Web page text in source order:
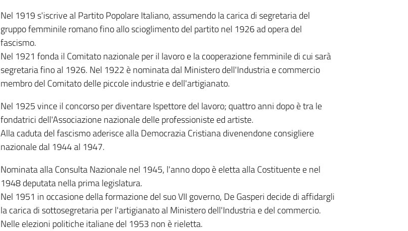
Nel 1919 s'iscrive al Partito Popolare Italiano, assumendo la carica di segretaria del
gruppo femminile romano fino allo scioglimento del partito nel 1926 ad opera del
fascismo.
Nel 1921 fonda il Comitato nazionale per il lavoro e la cooperazione femminile di cui sarà
segretaria fino al 1926. Nel 1922 è nominata dal Ministero dell'Industria e commercio
membro del Comitato delle piccole industrie e dell'artigianato.
Nel 1925 vince il concorso per diventare Ispettore del lavoro; quattro anni dopo è tra le
fondatrici dell'Associazione nazionale delle professioniste ed artiste.
Alla caduta del fascismo aderisce alla Democrazia Cristiana divenendone consigliere
nazionale dal 1944 al 1947.
Nominata alla Consulta Nazionale nel 1945, l'anno dopo è eletta alla Costituente e nel
1948 deputata nella prima legislatura.
Nel 1951 in occasione della formazione del suo VII governo, De Gasperi decide di affidargli
la carica di sottosegretaria per l'artigianato al Ministero dell'Industria e del commercio.
Nelle elezioni politiche italiane del 1953 non è rieletta.